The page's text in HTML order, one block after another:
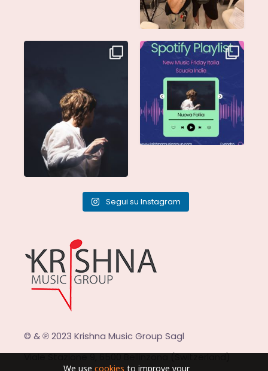
We use cookies to improve your
Singolo: Nuova Follia
Nuova Follia è finalmente
vostra e sta già
Segui su Instagram
© & ℗ 2023 Krishna Music Group Sagl
Viale Stazione 9, 6500 Bellinzona (Switzerland)